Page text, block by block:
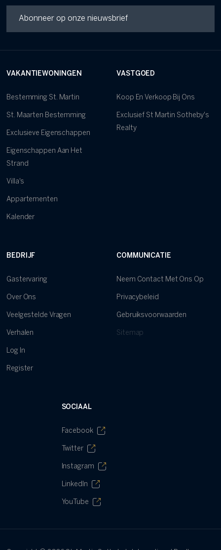
VAKANTIEWONINGEN
Bestemming St. Martin
St. Maarten Bestemming
Exclusieve Eigenschappen
Eigenschappen Aan Het
Strand
Villa's
Appartementen
Kalender
VASTGOED
Koop En Verkoop Bij Ons
Exclusief St Martin Sotheby's
Realty
BEDRIJF
Gastervaring
Over Ons
Veelgestelde Vragen
Verhalen
Log In
Register
COMMUNICATIE
Neem Contact Met Ons Op
Privacybeleid
Gebruiksvoorwaarden
Sitemap
SOCIAAL
Facebook
Twitter
Instagram
LinkedIn
YouTube